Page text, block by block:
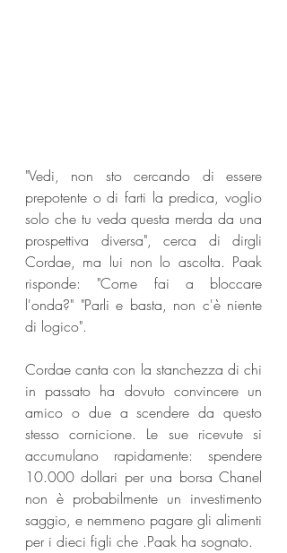
"Vedi, non sto cercando di essere
prepotente o di farti la predica, voglio
solo che tu veda questa merda da una
prospettiva diversa", cerca di dirgli
Cordae, ma lui non lo ascolta. Paak
risponde: "Come fai a bloccare
l'onda?" "Parli e basta, non c'è niente
di logico".
Cordae canta con la stanchezza di chi
in passato ha dovuto convincere un
amico o due a scendere da questo
stesso cornicione. Le sue ricevute si
accumulano rapidamente: spendere
10.000 dollari per una borsa Chanel
non è probabilmente un investimento
saggio, e nemmeno pagare gli alimenti
per i dieci figli che .Paak ha sognato.